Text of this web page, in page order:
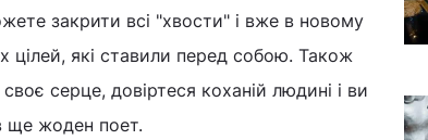
закрити всі "хвости" і вже в новому
цілей, які ставили перед собою. Також
серце, довіртеся коханій людині і ви
ще жоден поет.